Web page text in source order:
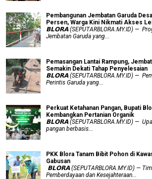
Pembangunan Jembatan Garuda
Persen, Warga Kini Nikmati Akses
𝗕𝗟𝗢𝗥𝗔 (SEPUTARBLORA.MY.ID) —
Jembatan Garuda yang...
Pemasangan Lantai Rampung,
Semakin Dekati Tahap Penyelesaian
𝗕𝗟𝗢𝗥𝗔 (SEPUTARBLORA.MY.ID) —
Perintis Garuda yang...
​Perkuat Ketahanan Pangan, Bupati
Kembangkan Pertanian Organik
𝗕𝗟𝗢𝗥𝗔 (SEPUTARBLORA.MY.ID) —
pangan berbasis...
PKK Blora Tanam Bibit Pohon di
Gabusan
𝗕𝗟𝗢𝗥𝗔 (SEPUTARBLORA.MY.ID) —
Pemberdayaan dan Kesejahteraan...